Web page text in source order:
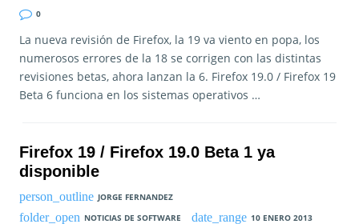
0
La nueva revisión de Firefox, la 19 va viento en popa, los
numerosos errores de la 18 se corrigen con las distintas
revisiones betas, ahora lanzan la 6. Firefox 19.0 / Firefox 19
Beta 6 funciona en los sistemas operativos …
Firefox 19 / Firefox 19.0 Beta 1 ya
disponible
JORGE FERNANDEZ
NOTICIAS DE SOFTWARE
10 ENERO 2013